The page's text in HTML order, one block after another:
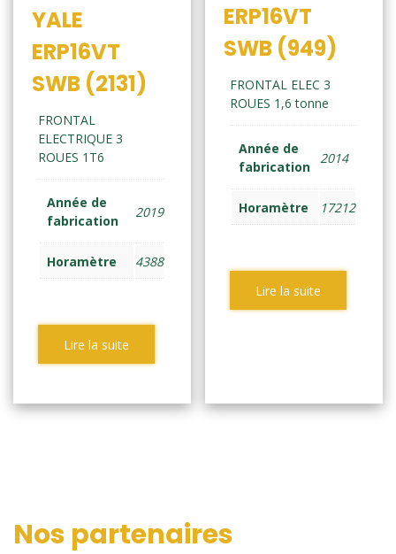
YALE
ERP16VT
SWB (2131)
FRONTAL
ELECTRIQUE 3
ROUES 1T6
Année de
fabrication
2019
Horamètre 4388
Lire la suite
ERP16VT
SWB (949)
FRONTAL ELEC 3
ROUES 1,6 tonne
Année de
fabrication
2014
Horamètre 17212
Lire la suite
Nos partenaires